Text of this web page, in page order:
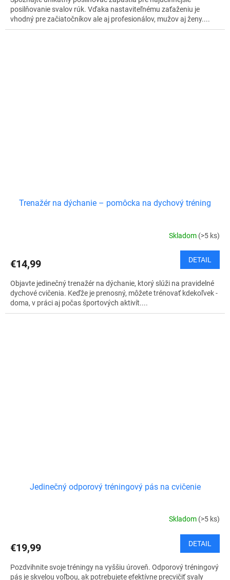
posilňovanie svalov rúk. Vďaka nastaviteľnému zaťaženiu je
vhodný pre začiatočníkov ale aj profesionálov, mužov aj ženy....
Trenažér na dýchanie – pomôcka na dychový tréning
Skladom (>5 ks)
€14,99 DETAIL
Objavte jedinečný trenažér na dýchanie, ktorý slúži na pravidelné
dychové cvičenia. Keďže je prenosný, môžete trénovať kdekoľvek -
doma, v práci aj počas športových aktivít....
Jedinečný odporový tréningový pás na cvičenie
Skladom (>5 ks)
€19,99 DETAIL
Pozdvihnite svoje tréningy na vyššiu úroveň. Odporový tréningový
pás je skvelou voľbou, ak potrebujete efektívne precvičiť svaly